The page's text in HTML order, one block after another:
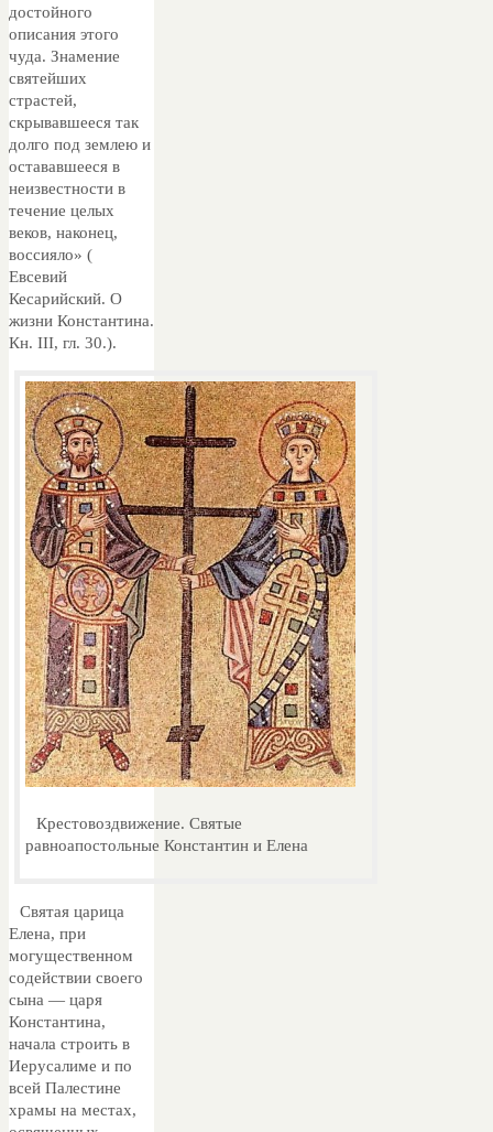
достойного
описания этого
чуда. Знамение
святейших
страстей,
скрывавшееся так
долго под землею и
остававшееся в
неизвестности в
течение целых
веков, наконец,
воссияло» (
Евсевий
Кесарийский. О
жизни Константина.
Кн. III, гл. 30.).
Крестовоздвижение. Святые
равноапостольные Константин и Елена
Святая царица
Елена, при
могущественном
содействии своего
сына — царя
Константина,
начала строить в
Иерусалиме и по
всей Палестине
храмы на местах,